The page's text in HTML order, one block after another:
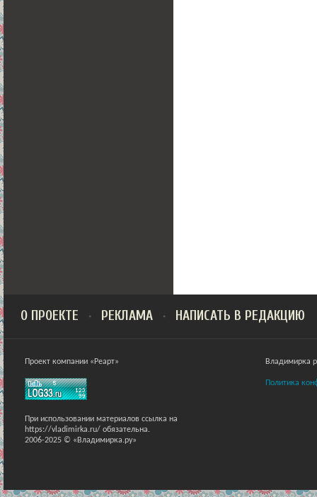
О ПРОЕКТЕ РЕКЛАМА НАПИСАТЬ В РЕДАКЦИЮ
Проект компании «Реарт»
При использовании материалов ссылка на
https://vladimirka.ru/ обязательна.
2006-2025 © «Владимирка.ру»
Владимирка
Политика